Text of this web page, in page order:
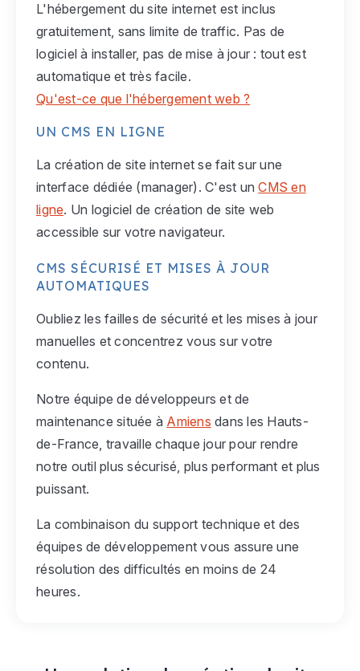
L'hébergement du site internet est inclus
gratuitement, sans limite de traffic. Pas de
logiciel à installer, pas de mise à jour : tout est
automatique et très facile.
Qu'est-ce que l'hébergement web ?
UN CMS EN LIGNE
La création de site internet se fait sur une
interface dédiée (manager). C'est unCMS en
ligne. Un logiciel de création de site web
accessible sur votre navigateur.
CMS SÉCURISÉ ET MISES À JOUR
AUTOMATIQUES
Oubliez les failles de sécurité et les mises à jour
manuelles et concentrez vous sur votre
contenu.
Notre équipe de développeurs et de
maintenance située à Amiens dans les Hauts-
de-France, travaille chaque jour pour rendre
notre outil plus sécurisé, plus performant et plus
puissant.
La combinaison du support technique et des
équipes de développement vous assure une
résolution des difficultés en moins de 24
heures.